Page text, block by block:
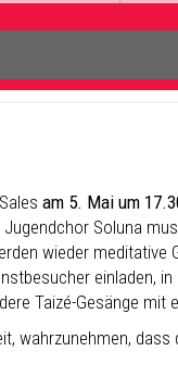
am 5. Mai um
Soluna
wieder meditative
einladen,
Taizé-Gesänge mit
wahrzunehmen,